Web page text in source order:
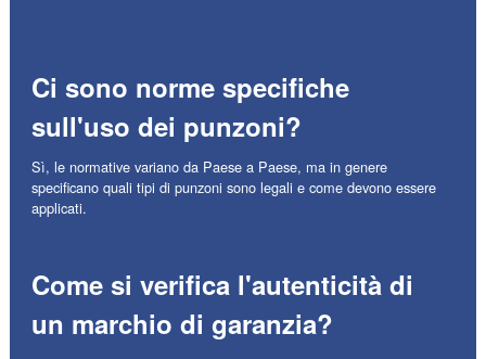
Ci sono norme specifiche
sull'uso dei punzoni?
Sì, le normative variano da Paese a Paese, ma in genere
specificano quali tipi di punzoni sono legali e come devono essere
applicati.
Come si verifica l'autenticità di
un marchio di garanzia?